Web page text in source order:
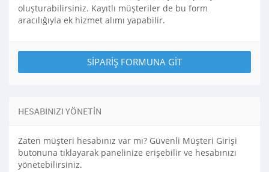
oluşturabilirsiniz. Kayıtlı müşteriler de bu form
aracılığıyla ek hizmet alımı yapabilir.
SIPARIŞ FORMUNA GIT
HESABINIZI YÖNETIN
Zaten müşteri hesabınız var mı? Güvenli Müşteri Girişi
butonuna tıklayarak panelinize erişebilir ve hesabınızı
yönetebilirsiniz.